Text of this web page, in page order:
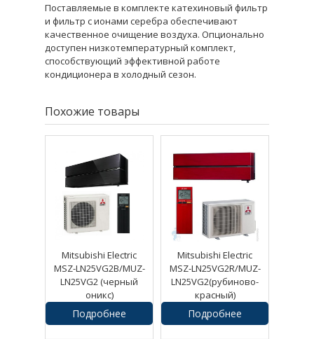
Поставляемые в комплекте катехиновый фильтр
и фильтр с ионами серебра обеспечивают
качественное очищение воздуха. Опционально
доступен низкотемпературный комплект,
способствующий эффективной работе
кондиционера в холодный сезон.
Похожие товары
Mitsubishi Electric
MSZ-LN25VG2B/MUZ-
LN25VG2 (черный
оникс)
106390руб.
Подробнее
Mitsubishi Electric
MSZ-LN25VG2R/MUZ-
LN25VG2(рубиново-
красный)
106390руб.
Подробнее